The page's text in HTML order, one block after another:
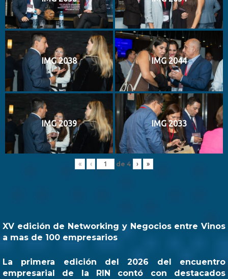
IMG 2038 IMG 2044
IMG 2039 IMG 2033
« ‹ de 4 › »
XV edición de Networking y Negocios entre Vinos
a mas de 100 empresarios
La primera edición del 2026 del encuentro
empresarial de la RIN contó con destacados